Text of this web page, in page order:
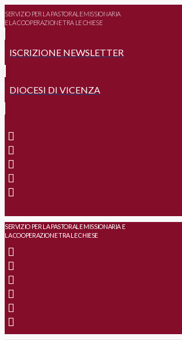
SERVIZIO PER LA PASTORALE MISSIONARIA
E LA COOPERAZIONE TRA LE CHIESE
ISCRIZIONE NEWSLETTER
DIOCESI DI VICENZA
SERVIZIO PER LA PASTORALE MISSIONARIA E
LA COOPERAZIONE TRA LE CHIESE